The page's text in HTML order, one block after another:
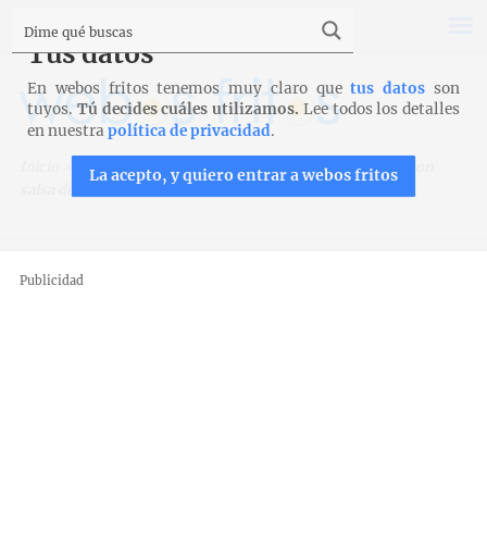
Recetas Carnes y aves
Contramuslos de pollo con
salsa de vino blanco
Publicidad
Tus datos
En webos fritos tenemos muy claro quetus datos son
tuyos. Tú decides cuáles utilizamos. Lee todos los detalles
en nuestrapolítica de privacidad.
La acepto, y quiero entrar a webos fritos